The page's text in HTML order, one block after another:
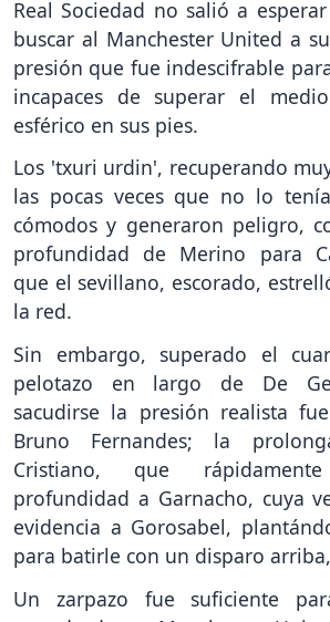
Real Sociedad no salió a
buscar al Manchester United a
presión que fue indescifrable
incapaces de superar el
esférico en sus pies.
Los 'txuri urdin', recuperando
las pocas veces que no lo
cómodos y generaron peligro,
profundidad de Merino para
que el sevillano, escorado,
la red.
Sin embargo, superado el
pelotazo en largo de De
sacudirse la presión realista
Bruno Fernandes; la
Cristiano, que
profundidad a Garnacho, cuya
evidencia a Gorosabel,
para batirle con un disparo
Un zarpazo fue suficiente